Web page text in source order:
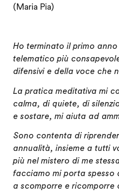
(Maria Pia)
Ho terminato il primo
telematico più
difensivi e della voce che
La pratica meditativa mi
calma, di quiete, di
e sostare, mi aiuta ad
Sono contenta di
annualità, insieme a tutti
più nel mistero di me
facciamo mi porta spesso
a scomporre e ricomporre